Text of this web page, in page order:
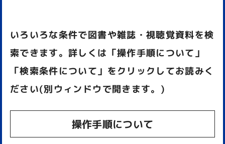
いろいろな条件で図書や雑誌・視聴覚資料を検
索できます。詳しくは「操作手順について」
「検索条件について」をクリックしてお読みく
ださい(別ウィンドウで開きます。)
操作手順について